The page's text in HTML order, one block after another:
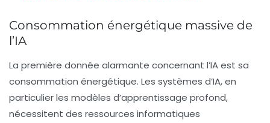
Consommation énergétique massive de
l’IA
La première donnée alarmante concernant l’IA est sa
consommation énergétique. Les systèmes d’IA, en
particulier les modèles d’apprentissage profond,
nécessitent des ressources informatiques